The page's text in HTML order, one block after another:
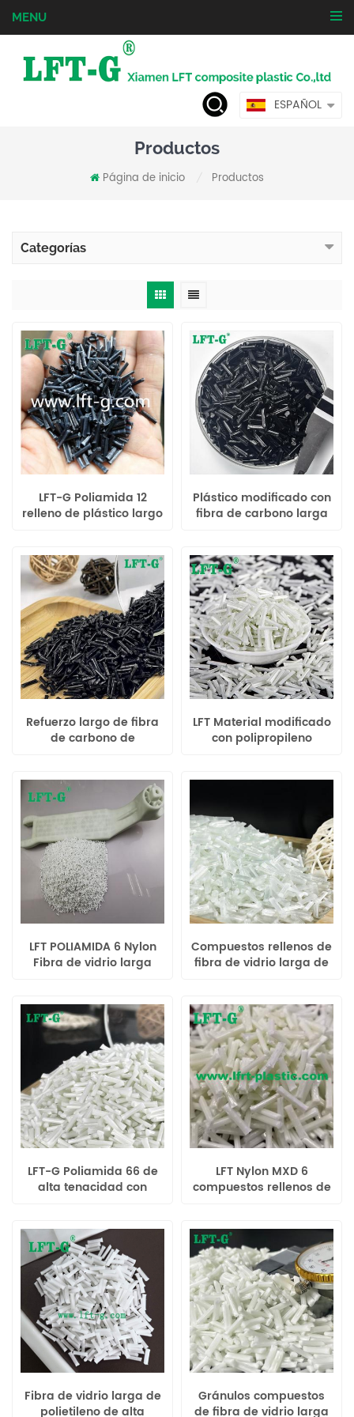
MENU
ESPAÑOL
Productos
Página de inicio Productos
Categorías
LFT-G Poliamida 12
relleno de plástico largo
original
Plástico modificado con
fibra de carbono larga
resistencia y rigidez
Refuerzo largo de fibra
de carbono de
LFT Material modificado
con polipropileno
rendimiento
LFT POLIAMIDA 6 Nylon
Fibra de vidrio larga
automotrices
Compuestos rellenos de
fibra de vidrio larga de
Xiamen LFT
LFT-G Poliamida 66 de
alta tenacidad con
LFT Nylon MXD 6
compuestos rellenos de
alto rendimiento
Fibra de vidrio larga de
polietileno de alta
Gránulos compuestos
de fibra de vidrio larga